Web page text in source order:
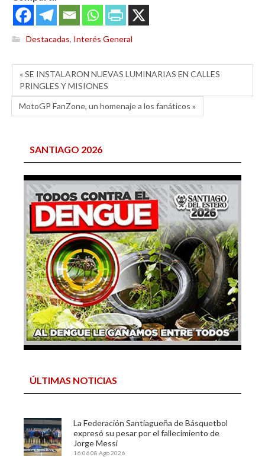
Destacadas, Interés General
« SE INSTALARON NUEVAS LUMINARIAS EN CALLES
PRINGLES Y MISIONES
MotoGP FanZone, un homenaje a los fanáticos »
SANTIAGO 2026
ÚLTIMAS NOTICIAS
La Federación Santiagueña de Básquetbol
expresó su pesar por el fallecimiento de
Jorge Messi
16:0608 Ago 2026